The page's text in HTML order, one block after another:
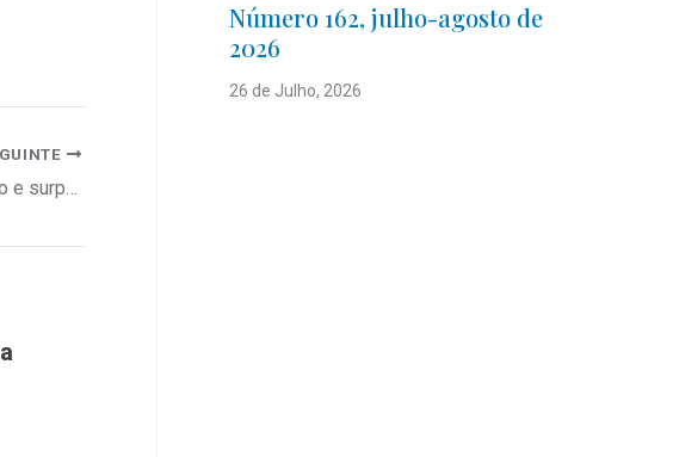
Um brunch divino, música ao vivo e surpresas inesquecíveis
Número 162, julho-agosto de
2026
26 de Julho, 2026